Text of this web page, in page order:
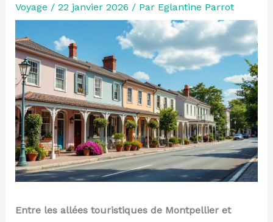
Voyage / 22 janvier 2026 / Par Eglantine Parrot
Entre les allées touristiques de Montpellier et